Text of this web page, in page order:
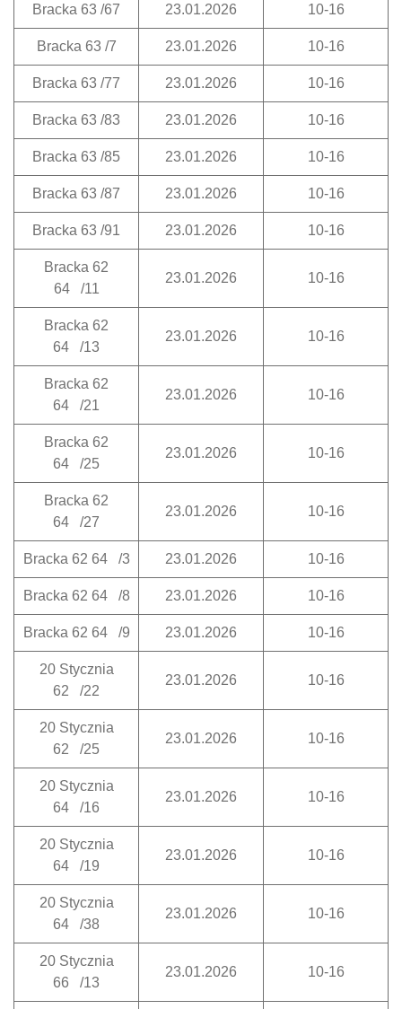
Bracka 63 /67 23.01.2026 10-16
Bracka 63 /7 23.01.2026 10-16
Bracka 63 /77 23.01.2026 10-16
Bracka 63 /83 23.01.2026 10-16
Bracka 63 /85 23.01.2026 10-16
Bracka 63 /87 23.01.2026 10-16
Bracka 63 /91 23.01.2026 10-16
Bracka 62
64 /11
23.01.2026 10-16
Bracka 62
64 /13
23.01.2026 10-16
Bracka 62
64 /21
23.01.2026 10-16
Bracka 62
64 /25
23.01.2026 10-16
Bracka 62
64 /27
23.01.2026 10-16
Bracka 62 64 /3 23.01.2026 10-16
Bracka 62 64 /8 23.01.2026 10-16
Bracka 62 64 /9 23.01.2026 10-16
20 Stycznia
62 /22
23.01.2026 10-16
20 Stycznia
62 /25
23.01.2026 10-16
20 Stycznia
64 /16
23.01.2026 10-16
20 Stycznia
64 /19
23.01.2026 10-16
20 Stycznia
64 /38
23.01.2026 10-16
20 Stycznia
66 /13
23.01.2026 10-16